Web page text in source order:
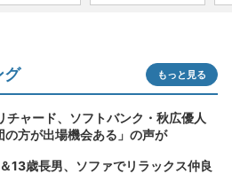
グ もっと見る
チャード、ソフトバンク・秋広優人
方が出場機会ある」の声が
13歳長男、ソファでリラックス仲良